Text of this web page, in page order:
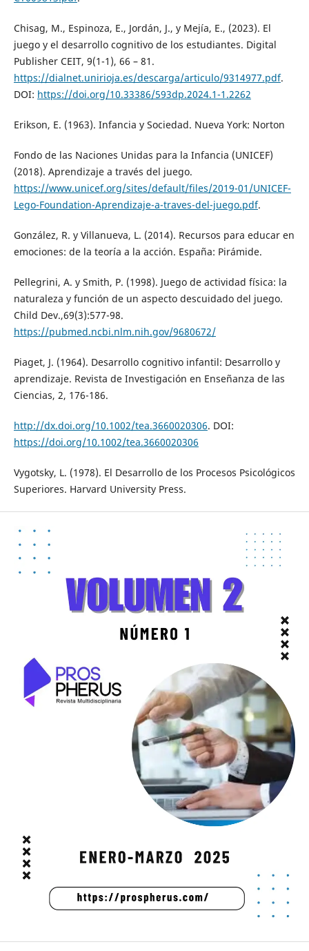
Chisag, M., Espinoza, E., Jordán, J., y Mejía, E., (2023). El
juego y el desarrollo cognitivo de los estudiantes. Digital
Publisher CEIT, 9(1-1), 66 – 81.
https://dialnet.unirioja.es/descarga/articulo/9314977.pdf.
DOI: https://doi.org/10.33386/593dp.2024.1-1.2262
Erikson, E. (1963). Infancia y Sociedad. Nueva York: Norton
Fondo de las Naciones Unidas para la Infancia (UNICEF)
(2018). Aprendizaje a través del juego.
https://www.unicef.org/sites/default/files/2019-01/UNICEF-
Lego-Foundation-Aprendizaje-a-traves-del-juego.pdf.
González, R. y Villanueva, L. (2014). Recursos para educar en
emociones: de la teoría a la acción. España: Pirámide.
Pellegrini, A. y Smith, P. (1998). Juego de actividad física: la
naturaleza y función de un aspecto descuidado del juego.
Child Dev.,69(3):577-98.
https://pubmed.ncbi.nlm.nih.gov/9680672/
Piaget, J. (1964). Desarrollo cognitivo infantil: Desarrollo y
aprendizaje. Revista de Investigación en Enseñanza de las
Ciencias, 2, 176-186.
http://dx.doi.org/10.1002/tea.3660020306. DOI:
https://doi.org/10.1002/tea.3660020306
Vygotsky, L. (1978). El Desarrollo de los Procesos Psicológicos
Superiores. Harvard University Press.